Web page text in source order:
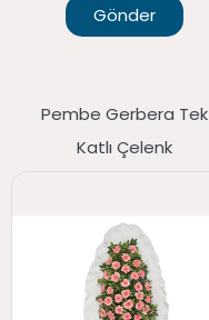
Gönder
Pembe Gerbera Tek
Katlı Çelenk